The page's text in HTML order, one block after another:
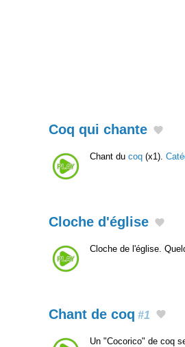
Coq qui chante
Chant du coq (x1).
Cloche d'église
Cloche de l'église.
Chant de coq #1
Un "Cocorico" de coq